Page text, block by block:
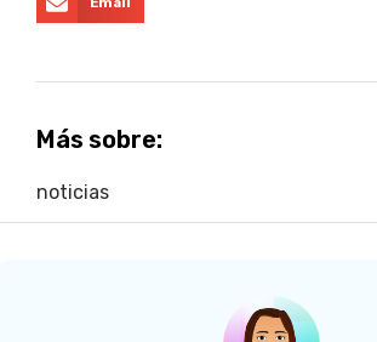
Más sobre:
noticias